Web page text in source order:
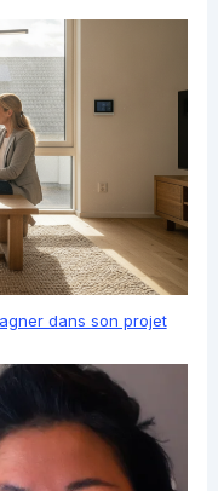
dans son projet